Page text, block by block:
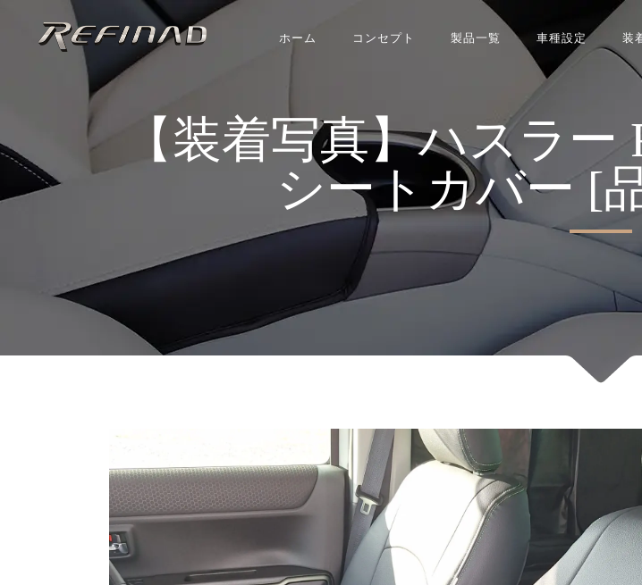
ホーム コンセプト 製品一覧 車種設定 装
【装着写真】ハスラー
シートカバー [